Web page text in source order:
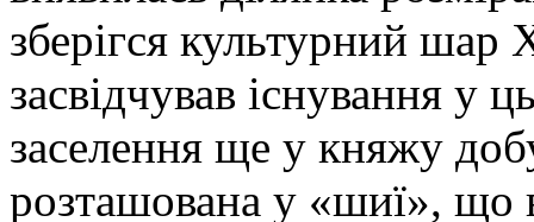
зберігся культурний шар
засвідчував існування у
заселення ще у княжу
розташована у «шиї», що